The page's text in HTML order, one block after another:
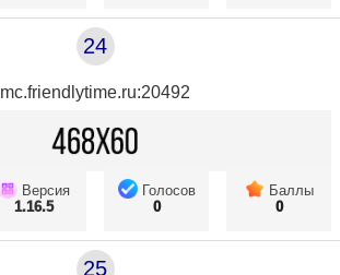
24
mc.friendlytime.ru:20492
Версия
1.16.5
Голосов
0
Баллы
0
25